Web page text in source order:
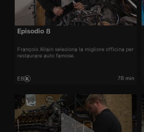
Episodio 8
François Allain seleziona la migliore officina per
restaurare auto famose.
E8 78 min